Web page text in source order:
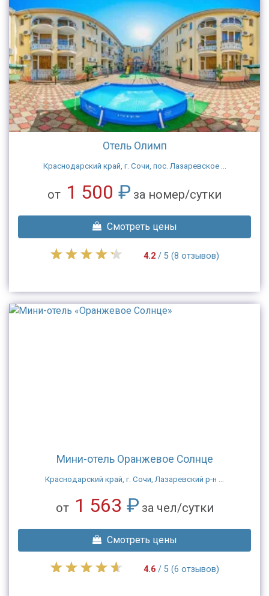
Отель Олимп
Краснодарский край, г. Сочи, пос. Лазаревское ...
от 1 500 ₽ за номер/сутки
Смотреть цены
4.2/ 5 (8 отзывов)
Мини-отель Оранжевое Солнце
Краснодарский край, г. Сочи, Лазаревский р-н ...
от 1 563 ₽ за чел/сутки
Смотреть цены
4.6/ 5 (6 отзывов)